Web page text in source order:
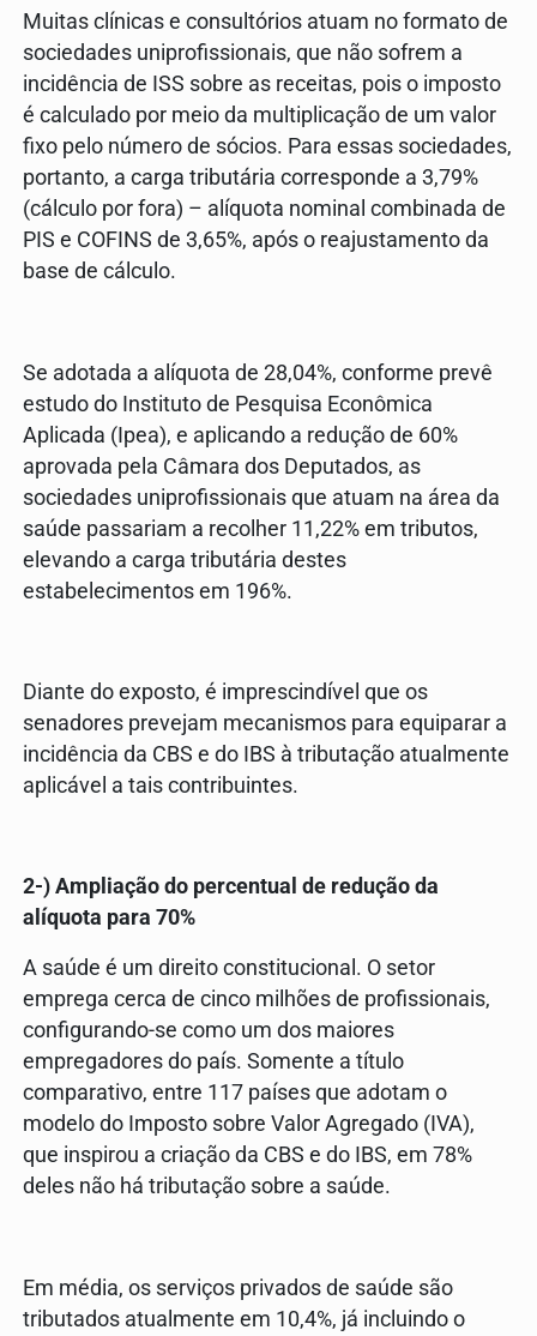
Muitas clínicas e consultórios atuam no formato de
sociedades uniprofissionais, que não sofrem a
incidência de ISS sobre as receitas, pois o imposto
é calculado por meio da multiplicação de um valor
fixo pelo número de sócios. Para essas sociedades,
portanto, a carga tributária corresponde a 3,79%
(cálculo por fora) – alíquota nominal combinada de
PIS e COFINS de 3,65%, após o reajustamento da
base de cálculo.
Se adotada a alíquota de 28,04%, conforme prevê
estudo do Instituto de Pesquisa Econômica
Aplicada (Ipea), e aplicando a redução de 60%
aprovada pela Câmara dos Deputados, as
sociedades uniprofissionais que atuam na área da
saúde passariam a recolher 11,22% em tributos,
elevando a carga tributária destes
estabelecimentos em 196%.
Diante do exposto, é imprescindível que os
senadores prevejam mecanismos para equiparar a
incidência da CBS e do IBS à tributação atualmente
aplicável a tais contribuintes.
2-) Ampliação do percentual de redução da
alíquota para 70%
A saúde é um direito constitucional. O setor
emprega cerca de cinco milhões de profissionais,
configurando-se como um dos maiores
empregadores do país. Somente a título
comparativo, entre 117 países que adotam o
modelo do Imposto sobre Valor Agregado (IVA),
que inspirou a criação da CBS e do IBS, em 78%
deles não há tributação sobre a saúde.
Em média, os serviços privados de saúde são
tributados atualmente em 10,4%, já incluindo o